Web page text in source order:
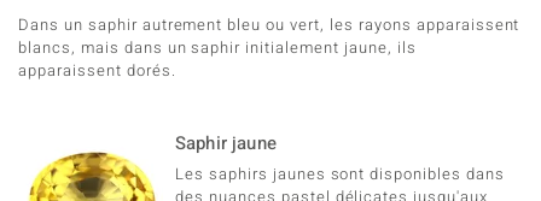
Dans un saphir autrement bleu ou vert, les rayons apparaissent
blancs, mais dans un saphir initialement jaune, ils
apparaissent dorés.
Saphir jaune
Les saphirs jaunes sont disponibles dans